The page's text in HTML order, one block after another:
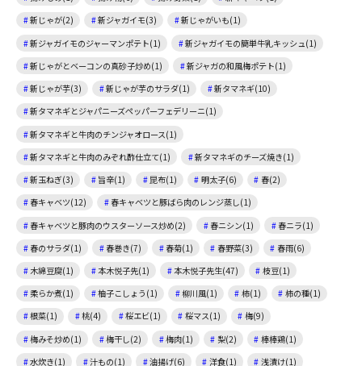
新じゃが(2)
新ジャガイモ(3)
新じゃがいも(1)
新ジャガイモのジャーマンポテト(1)
新ジャガイモの簡単牛乳キッシュ(1)
新じゃがとベーコンの真砂子炒め(1)
新ジャガの和風梅ポテト(1)
新じゃが芋(3)
新じゃが芋のサラダ(1)
新タマネギ(10)
新タマネギとジャパニーズペッパーフェデリーニ(1)
新タマネギと牛肉のチンジャオロース(1)
新タマネギと牛肉のみぞれ酢仕立て(1)
新タマネギのチーズ焼き(1)
新玉ねぎ(3)
旨辛(1) 昆布(1) 明太子(6)
春(2)
春キャベツ(12)
春キャベツと豚ばら肉のレンジ蒸し(1)
春キャベツと豚肉のウスターソース炒め(2)
春ニシン(1)
春ニラ(1)
春のサラダ(1)
春巻き(7) 春菊(1) 春野菜(3)
春雨(6)
木綿豆腐(1)
本木悦子先(1) 本木悦子先生(47)
枝豆(1)
柔らか煮(1)
柚子こしょう(1) 柳川風(1) 柿(1)
柿の種(1)
根菜(1)
桃(4) 桜エビ(1) 桜マス(1)
梅(9)
梅みそ炒め(1)
梅干し(2) 梅肉(1) 梨(2)
棒棒鶏(1)
水炊き(1)
汁もの(1) 油揚げ(6) 洋食(1) 浅漬け(1)